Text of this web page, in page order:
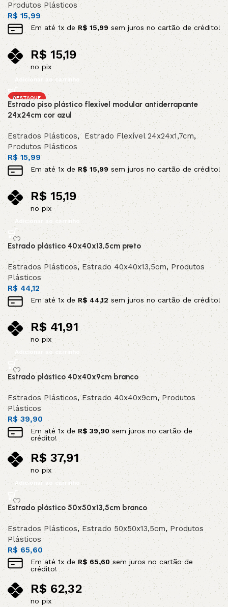
Produtos Plásticos
R$ 15,99
Em até 1x de R$ 15,99sem juros no cartão de crédito!
R$15,19
no pix
Adicionar ao carrinho
DESTAQUE
Estrado piso plástico flexível modular antiderrapante
24x24cm cor azul
Estrados Plásticos, Estrado Flexível 24x24x1,7cm,
Produtos Plásticos
R$15,99
Em até1x de R$ 15,99sem juros no cartão de crédito!
R$ 15,19
no pix
Adicionar ao carrinho
Estrado plástico 40x40x13,5cm preto
Estrados Plásticos,Estrado 40x40x13,5cm, Produtos
Plásticos
R$44,12
Em até1x de R$ 44,12sem juros no cartão de crédito!
R$ 41,91
no pix
Adicionar ao carrinho
Estrado plástico 40x40x9cm branco
Estrados Plásticos,Estrado 40x40x9cm, Produtos
Plásticos
R$39,90
Em até1x de R$ 39,90 sem juros no cartão de
crédito!
R$ 37,91
no pix
Adicionar ao carrinho
Estrado plástico 50x50x13,5cm branco
Estrados Plásticos,Estrado 50x50x13,5cm, Produtos
Plásticos
R$65,60
Em até1x de R$ 65,60sem juros no cartão de
crédito!
R$ 62,32
no pix